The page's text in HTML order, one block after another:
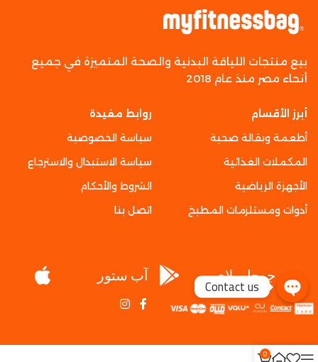
بيع منتجات اللياقة البدنية والصحة المتميزة في جميع
أنحاء مصر منذ عام 2018
أبرز الأقسام
أطعمة وبقالة صحية
المكملات الغذائية
الأجهزة الرياضية
أدوات ومستلزمات المطبخ
روابط مفيدة
سياسة الخصوصية
سياسة الاستبدال والاسترجاع
الشروط والأحكام
اتصل بنا
جوجل بلاي آب ستور
0
Contact us